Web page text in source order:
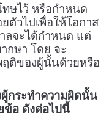
ษไว้ หรือกำหนด
ตัวไปเพื่อให้โอกาส
ลจะได้กำหนด แต่
กษา โดย จะ
ฤติของผู้นั้นด้วยหรือ
กระทำความผิดนั้น
ข้อ ดังต่อไปนี้